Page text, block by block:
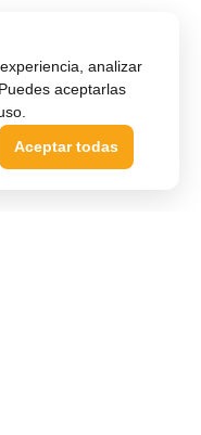
analizar
aceptarlas
Aceptar todas